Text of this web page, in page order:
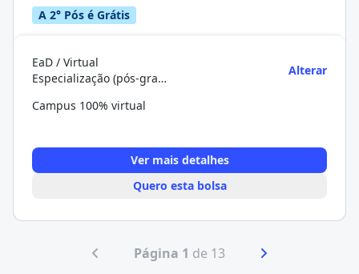
A 2° Pós é Grátis
EaD / Virtual
Especialização (pós-graduação)
Alterar
Campus 100% virtual
Ver mais detalhes
Quero esta bolsa
Página 1 de 13